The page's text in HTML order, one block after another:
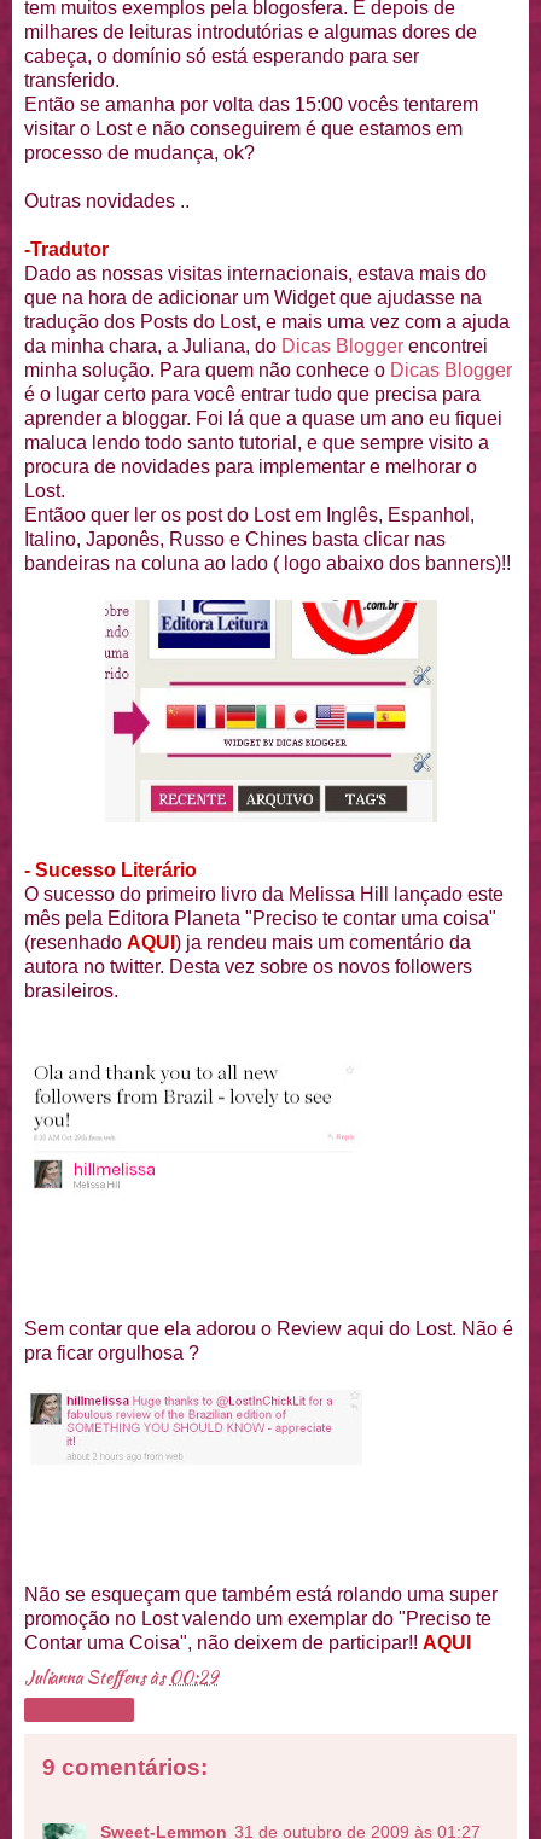
tem muitos exemplos pela blogosfera. E depois de
milhares de leituras introdutórias e algumas dores de
cabeça, o domínio só está esperando para ser
transferido.
Então se amanha por volta das 15:00 vocês tentarem
visitar o Lost e não conseguirem é que estamos em
processo de mudança, ok?
Outras novidades ..
-Tradutor
Dado as nossas visitas internacionais, estava mais do
que na hora de adicionar um Widget que ajudasse na
tradução dos Posts do Lost, e mais uma vez com a ajuda
da minha chara, a Juliana, do Dicas Blogger encontrei
minha solução. Para quem não conhece o Dicas Blogger
é o lugar certo para você entrar tudo que precisa para
aprender a bloggar. Foi lá que a quase um ano eu fiquei
maluca lendo todo santo tutorial, e que sempre visito a
procura de novidades para implementar e melhorar o
Lost.
Entãoo quer ler os post do Lost em Inglês, Espanhol,
Italino, Japonês, Russo e Chines basta clicar nas
bandeiras na coluna ao lado ( logo abaixo dos banners)!!
- Sucesso Literário
O sucesso do primeiro livro da Melissa Hill lançado este
mês pela Editora Planeta "Preciso te contar uma coisa"
(resenhado AQUI ) ja rendeu mais um comentário da
autora no twitter. Desta vez sobre os novos followers
brasileiros.
Sem contar que ela adorou o Review aqui do Lost. Não é
pra ficar orgulhosa ?
Não se esqueçam que também está rolando uma super
promoção no Lost valendo um exemplar do "Preciso te
Contar uma Coisa", não deixem de participar!! AQUI
Julianna Steffensàs00:29
9 comentários:
Sweet-Lemmon 31 de outubro de 2009 às 01:27